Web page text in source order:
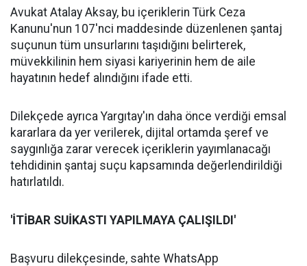
Avukat Atalay Aksay, bu içeriklerin Türk Ceza
Kanunu'nun 107'nci maddesinde düzenlenen şantaj
suçunun tüm unsurlarını taşıdığını belirterek,
müvekkilinin hem siyasi kariyerinin hem de aile
hayatının hedef alındığını ifade etti.
Dilekçede ayrıca Yargıtay'ın daha önce verdiği emsal
kararlara da yer verilerek, dijital ortamda şeref ve
saygınlığa zarar verecek içeriklerin yayımlanacağı
tehdidinin şantaj suçu kapsamında değerlendirildiği
hatırlatıldı.
'İTİBAR SUİKASTI YAPILMAYA ÇALIŞILDI'
Başvuru dilekçesinde, sahte WhatsApp